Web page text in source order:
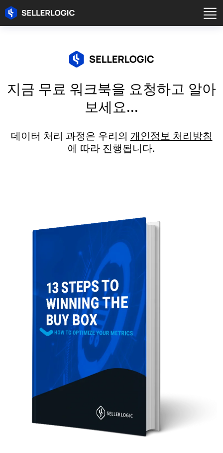
지금 무료 워크북을 요청하고 알아
보세요...
데이터 처리 과정은 우리의 개인정보 처리방침
에 따라 진행됩니다.